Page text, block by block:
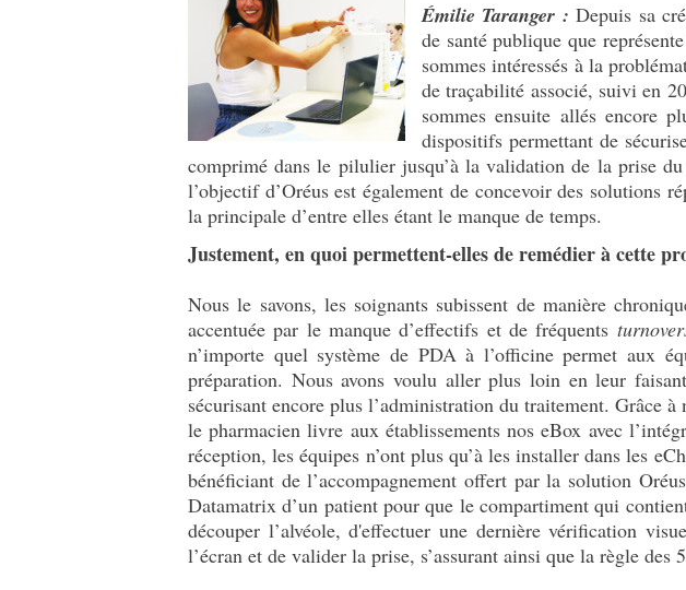
Émilie Taranger : Depuis sa
de santé publique que
sommes intéressés à la
de traçabilité associé, suivi en
sommes ensuite allés encore
dispositifs permettant de
comprimé dans le pilulier jusqu’à la validation de la prise
l’objectif d’Oréus est également de concevoir des solutions
la principale d’entre elles étant le manque de temps.
Justement, en quoi permettent-elles de remédier à cette
Nous le savons, les soignants subissent de manière
accentuée par le manque d’effectifs et de fréquents
n’importe quel système de PDA à l’officine permet aux
préparation. Nous avons voulu aller plus loin en leur
sécurisant encore plus l’administration du traitement. Grâce
le pharmacien livre aux établissements nos eBox avec
réception, les équipes n’ont plus qu’à les installer dans les
bénéficiant de l’accompagnement offert par la solution
Datamatrix d’un patient pour que le compartiment qui
découper l’alvéole, d'effectuer une dernière vérification
l’écran et de valider la prise, s’assurant ainsi que la règle des